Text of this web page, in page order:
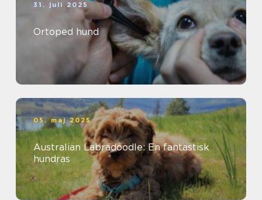
31. juli 2025
Ortoped hund
05. maj 2025
Australian Labradoodle: En fantastisk
hundras